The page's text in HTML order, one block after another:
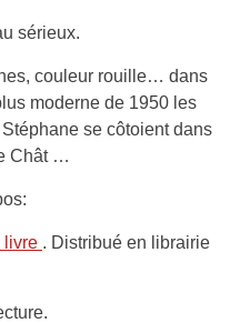
sérieux.
couleur rouille… dans
moderne de 1950 les
se côtoient dans
Chât …
livre . Distribué en librairie